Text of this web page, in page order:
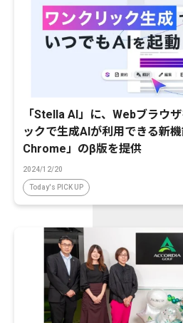
「Stella AI」に、Webブラウ
ックで生成AIが利用できる新
Chrome」のβ版を提供
2024/12/20
Today's PICK UP